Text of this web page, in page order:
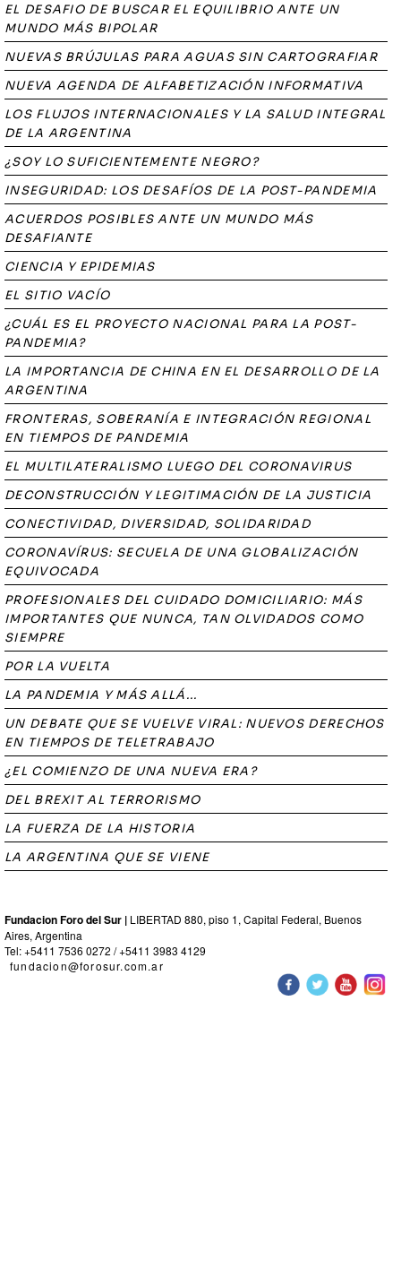
EL DESAFIO DE BUSCAR EL EQUILIBRIO ANTE UN
MUNDO MÁS BIPOLAR
NUEVAS BRÚJULAS PARA AGUAS SIN CARTOGRAFIAR
NUEVA AGENDA DE ALFABETIZACIÓN INFORMATIVA
LOS FLUJOS INTERNACIONALES Y LA SALUD INTEGRAL
DE LA ARGENTINA
¿SOY LO SUFICIENTEMENTE NEGRO?
INSEGURIDAD: LOS DESAFÍOS DE LA POST-PANDEMIA
ACUERDOS POSIBLES ANTE UN MUNDO MÁS
DESAFIANTE
CIENCIA Y EPIDEMIAS
EL SITIO VACÍO
¿CUÁL ES EL PROYECTO NACIONAL PARA LA POST-
PANDEMIA?
LA IMPORTANCIA DE CHINA EN EL DESARROLLO DE LA
ARGENTINA
FRONTERAS, SOBERANÍA E INTEGRACIÓN REGIONAL
EN TIEMPOS DE PANDEMIA
EL MULTILATERALISMO LUEGO DEL CORONAVIRUS
DECONSTRUCCIÓN Y LEGITIMACIÓN DE LA JUSTICIA
CONECTIVIDAD, DIVERSIDAD, SOLIDARIDAD
CORONAVÍRUS: SECUELA DE UNA GLOBALIZACIÓN
EQUIVOCADA
PROFESIONALES DEL CUIDADO DOMICILIARIO: MÁS
IMPORTANTES QUE NUNCA, TAN OLVIDADOS COMO
SIEMPRE
POR LA VUELTA
LA PANDEMIA Y MÁS ALLÁ...
UN DEBATE QUE SE VUELVE VIRAL: NUEVOS DERECHOS
EN TIEMPOS DE TELETRABAJO
¿EL COMIENZO DE UNA NUEVA ERA?
DEL BREXIT AL TERRORISMO
LA FUERZA DE LA HISTORIA
LA ARGENTINA QUE SE VIENE
Fundacion Foro del Sur | LIBERTAD 880, piso 1, Capital Federal, Buenos
Aires, Argentina
Tel: +5411 7536 0272 / +5411 3983 4129
fundacion@forosur.com.ar